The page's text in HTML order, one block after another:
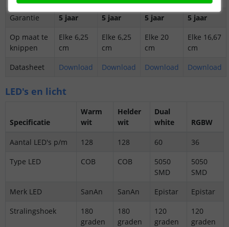
Garantie 5 jaar 5 jaar 5 jaar
5 jaar
Op maat te
knippen
Elke 6,25
cm
Elke 6,25
cm
Elke 20
cm
Elke 16,67
cm
Datasheet
Download Download Download Download
LED's en licht
Specificatie
Warm
wit
Helder
wit
Dual
white
RGBW
Aantal LED's p/m 128 128 60
36
Type LED
COB COB
5050
SMD
5050
SMD
Merk LED
SanAn SanAn Epistar
Epistar
Stralingshoek
180
graden
180
graden
120
graden
120
graden